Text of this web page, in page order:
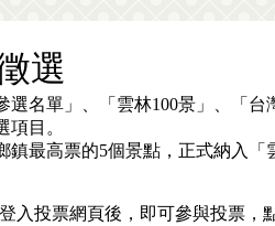
選
選名單」、「雲林100景」、「
目。
最高票的5個景點，正式納入「
入投票網頁後，即可參與投票，